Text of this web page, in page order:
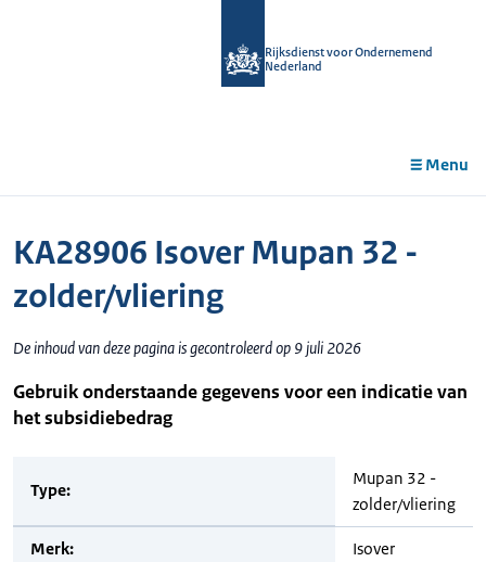
Rijksdienst voor Ondernemend
Nederland
Menu
KA28906 Isover Mupan 32 -
zolder/vliering
De inhoud van deze pagina is gecontroleerd op 9 juli 2026
Gebruik onderstaande gegevens voor een indicatie van
het subsidiebedrag
Type:
Mupan 32 -
zolder/vliering
Merk: Isover